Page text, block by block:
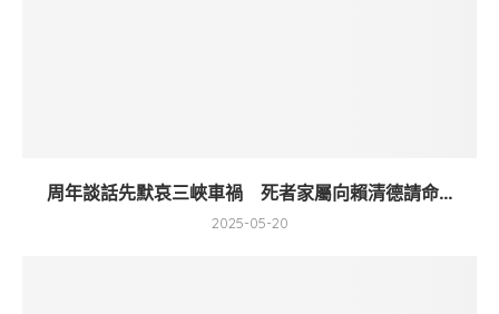
周年談話先默哀三峽車禍 死者家屬向賴清德請命...
2025-05-20